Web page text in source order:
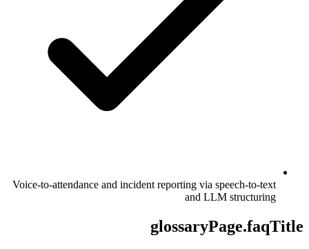
Voice-to-attendance and incident reporting via speech-to-text
and LLM structuring
glossaryPage.faqTitle